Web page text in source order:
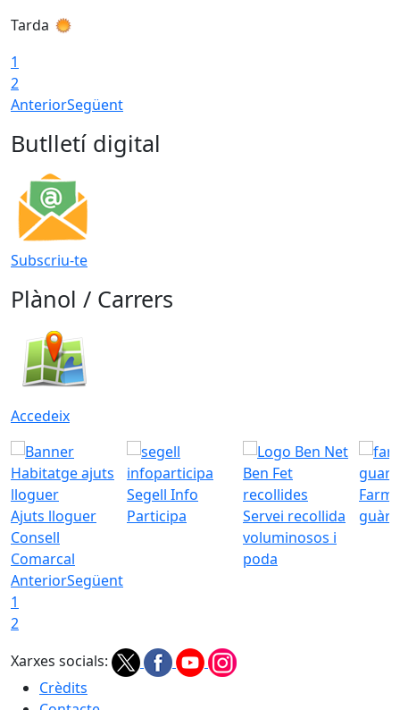
Tarda
1
2
AnteriorSegüent
Butlletí digital
Subscriu-te
Plànol / Carrers
Accedeix
Ajuts lloguer
Consell
Comarcal
Segell Info
Participa
Servei recollida
voluminosos i
poda
AnteriorSegüent
1
2
Xarxes socials:
Crèdits